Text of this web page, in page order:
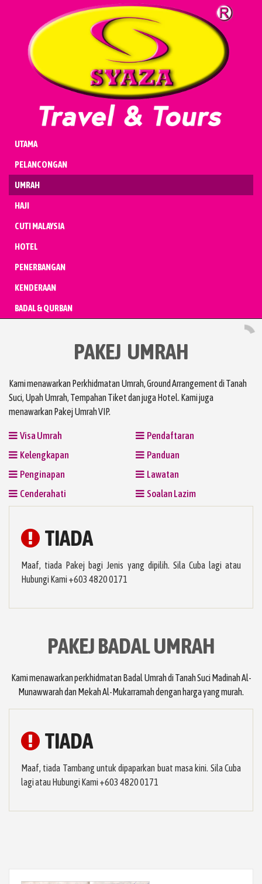
UTAMA
PELANCONGAN
UMRAH
HAJI
CUTI MALAYSIA
HOTEL
PENERBANGAN
KENDERAAN
BADAL & QURBAN
CUTI MALAYSIA
HOTEL
PENERBANGAN
BADAL & QURBAN
PAKEJ UMRAH
Kami menawarkan Perkhidmatan Umrah, Ground Arrangement di Tanah
Suci, Upah Umrah, Tempahan Tiket dan juga Hotel. Kami juga
menawarkan Pakej Umrah VIP.
Visa Umrah
Pendaftaran
Kelengkapan
Panduan
Penginapan
Lawatan
Cenderahati
Soalan Lazim
TIADA
Maaf, tiada Pakej bagi Jenis yang dipilih. Sila Cuba lagi atau
Hubungi Kami +603 4820 0171
PAKEJ BADAL UMRAH
Kami menawarkan perkhidmatan Badal Umrah di Tanah Suci Madinah Al-
Munawwarah dan Mekah Al-Mukarramah dengan harga yang murah.
TIADA
Maaf, tiada Tambang untuk dipaparkan buat masa kini. Sila Cuba
lagi atau Hubungi Kami +603 4820 0171